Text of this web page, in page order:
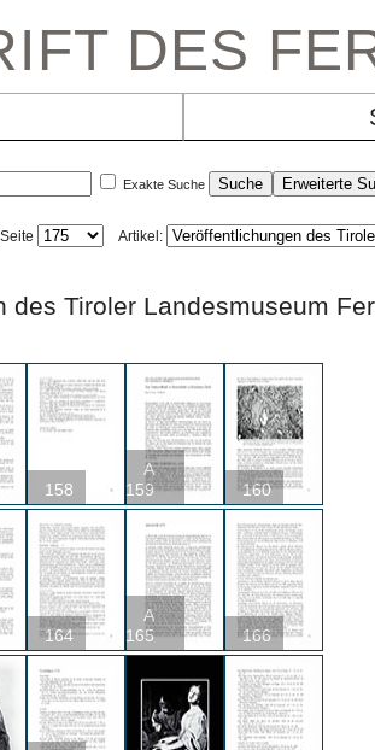
DES
Exakte Suche
Seite Artikel:
des Tiroler
158
A
159
160
164
A
165
166